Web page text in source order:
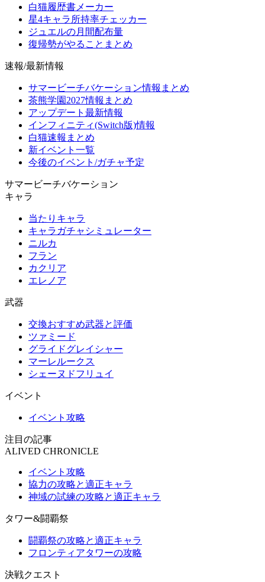
白猫履歴書メーカー
星4キャラ所持率チェッカー
ジュエルの月間配布量
復帰勢がやることまとめ
速報/最新情報
サマービーチバケーション情報まとめ
茶熊学園2027情報まとめ
アップデート最新情報
インフィニティ(Switch版)情報
白猫速報まとめ
新イベント一覧
今後のイベント/ガチャ予定
サマービーチバケーション
キャラ
当たりキャラ
キャラガチャシミュレーター
ニルカ
フラン
カクリア
エレノア
武器
交換おすすめ武器と評価
ツァミード
グライドグレイシャー
マーレルークス
シェーヌドフリュイ
イベント
イベント攻略
注目の記事
ALIVED CHRONICLE
イベント攻略
協力の攻略と適正キャラ
神域の試練の攻略と適正キャラ
タワー&闘覇祭
闘覇祭の攻略と適正キャラ
フロンティアタワーの攻略
決戦クエスト